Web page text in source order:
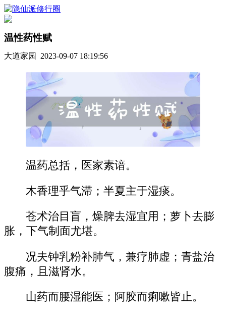
温性药性赋
大道家园 2023-09-07 18:19:56
温药总括，医家素谙。
木香理乎气滞；半夏主于湿痰。
苍术治目盲，燥脾去湿宜用；萝卜去膨
胀，下气制面尤堪。
况夫钟乳粉补肺气，兼疗肺虚；青盐治
腹痛，且滋肾水。
山药而腰湿能医；阿胶而痢嗽皆止。